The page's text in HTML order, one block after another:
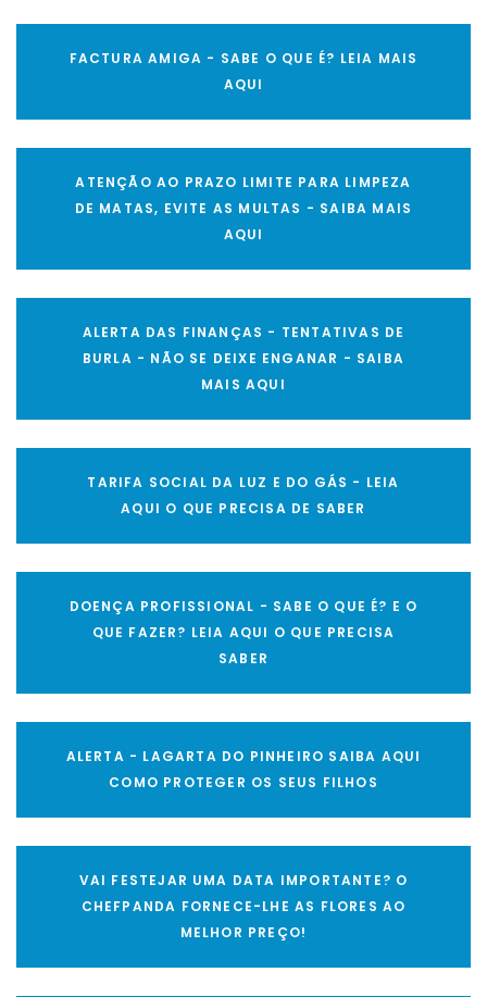
FACTURA AMIGA - SABE O QUE É? LEIA MAIS
AQUI
ATENÇÃO AO PRAZO LIMITE PARA LIMPEZA
DE MATAS, EVITE AS MULTAS - SAIBA MAIS
AQUI
ALERTA DAS FINANÇAS - TENTATIVAS DE
BURLA - NÃO SE DEIXE ENGANAR - SAIBA
MAIS AQUI
TARIFA SOCIAL DA LUZ E DO GÁS - LEIA
AQUI O QUE PRECISA DE SABER
DOENÇA PROFISSIONAL - SABE O QUE É? E O
QUE FAZER? LEIA AQUI O QUE PRECISA
SABER
ALERTA - LAGARTA DO PINHEIRO SAIBA AQUI
COMO PROTEGER OS SEUS FILHOS
VAI FESTEJAR UMA DATA IMPORTANTE? O
CHEFPANDA FORNECE-LHE AS FLORES AO
MELHOR PREÇO!